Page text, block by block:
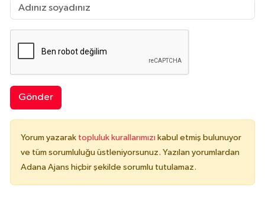
Gönder
Yorum yazarak topluluk kurallarımızı kabul etmiş bulunuyor
ve tüm sorumluluğu üstleniyorsunuz. Yazılan yorumlardan
Adana Ajans hiçbir şekilde sorumlu tutulamaz.